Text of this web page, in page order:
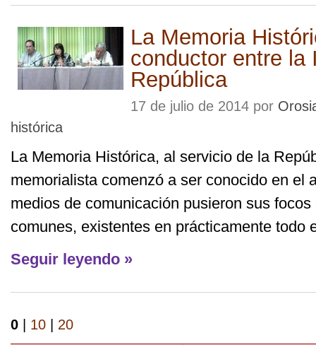
La Memoria
conductor entre la
República
17 de julio de 2014 por
histórica
La Memoria Histórica, al servicio de la
memorialista comenzó a ser conocido en el
medios de comunicación pusieron sus
comunes, existentes en prácticamente todo
Seguir leyendo »
0 10 20